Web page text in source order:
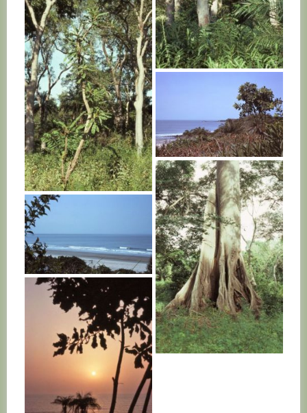
SENEGAL
SENEGAL
SENEGAL
SENEGAL